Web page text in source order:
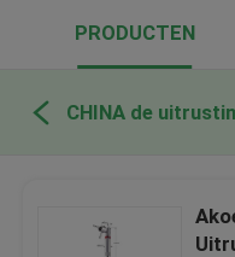
PRODUCTEN